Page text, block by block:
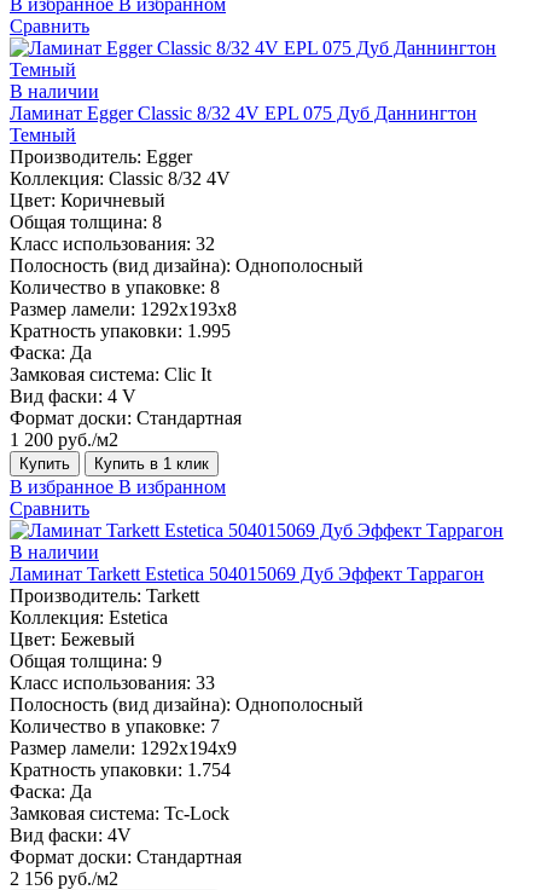
Сравнить
В наличии
Ламинат Egger Classic 8/32 4V EPL 075 Дуб Даннингтон
Темный
Производитель: Egger
Коллекция: Classic 8/32 4V
Цвет: Коричневый
Общая толщина: 8
Класс использования: 32
Полосность (вид дизайна): Однополосный
Количество в упаковке: 8
Размер ламели: 1292х193х8
Кратность упаковки: 1.995
Фаска: Да
Замковая система: Clic It
Вид фаски: 4 V
Формат доски: Стандартная
1 200 руб./м2
Купить Купить в 1 клик
В избранное В избранном
Сравнить
В наличии
Ламинат Tarkett Estetica 504015069 Дуб Эффект Таррагон
Производитель: Tarkett
Коллекция: Estetica
Цвет: Бежевый
Общая толщина: 9
Класс использования: 33
Полосность (вид дизайна): Однополосный
Количество в упаковке: 7
Размер ламели: 1292х194х9
Кратность упаковки: 1.754
Фаска: Да
Замковая система: Tc-Lock
Вид фаски: 4V
Формат доски: Стандартная
2 156 руб./м2